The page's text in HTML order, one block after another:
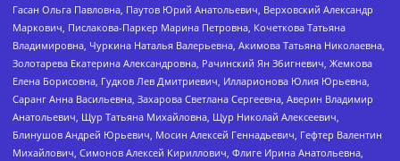
Гасан Ольга Павловна, Паутов Юрий Анатольевич, Верховский Александр
Маркович, Пислакова-Паркер Марина Петровна, Кочеткова Татьяна
Владимировна, Чуркина Наталья Валерьевна, Акимова Татьяна Николаевна,
Золотарева Екатерина Александровна, Рачинский Ян Збигневич, Жемкова
Елена Борисовна, Гудков Лев Дмитриевич, Илларионова Юлия Юрьевна,
Саранг Анна Васильевна, Захарова Светлана Сергеевна, Аверин Владимир
Анатольевич, Щур Татьяна Михайловна, Щур Николай Алексеевич,
Блинушов Андрей Юрьевич, Мосин Алексей Геннадьевич, Гефтер Валентин
Михайлович, Симонов Алексей Кириллович, Флиге Ирина Анатольевна,